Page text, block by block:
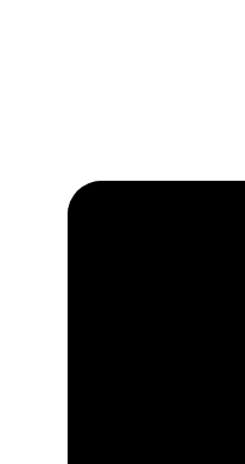
This
is
a